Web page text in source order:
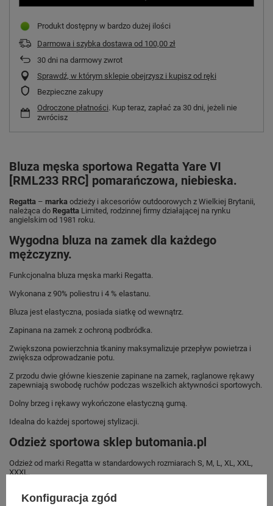
Produkt dostępny w bardzo dużej ilości
Darmowa i szybka dostawa od 100,00 zł
30 dni na darmowy zwrot
Sprawdź, w którym sklepie obejrzysz i kupisz od ręki
Bezpieczne zakupy
Odroczone płatności. Kup teraz, zapłać za 30 dni, jeżeli nie
zwrócisz
Bluza męska sportowa Regatta Yare VI
[RML233 RRC] pomarańczowa, niebieska.
Regatta – marka odzieży i akcesoriów outdoorowych z Wielkiej Brytanii,
należąca do Regatta Limited, rodzinnej firmy działającej na rynku
angielskim od 1981 roku.
Wygodna bluza na zamek dla każdego
mężczyzny.
Funkcjonalna bluza męska marki Regatta.
Wykonana z 90% poliestru i 4 % elastanu.
Bluza jest elastyczna, posiada siatkę od wewnątrz.
Zapinana na zamek z ochroną podbródka.
Zwiększona powierzchnia tkaniny maksymalizuje przepływ powietrza i
zwiększa odprowadzanie potu.
Z przodu dwie główne kieszenie zapinane na zamek, raglanowe rękawy
zapewniają swobodę ruchów podczas wszelkich aktywności sportowych.
Dolny brzeg i rękawy wykończone elastyczną gumą.
Idealna do każdej sportowej stylizacji.
Odzież sportowa sklep butomania.pl
Odzież od marki Regatta w standardowych rozmiarach S, M, L, XL, XXL,
XXXL.
Konfiguracja zgód